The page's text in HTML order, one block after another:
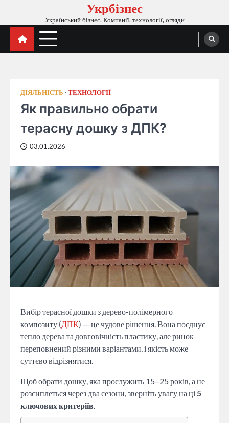
вмісту
Укрбізнес
Український бізнес. Компанії, технології, огляди
ДІЯЛЬНІСТЬ ТЕХНОЛОГІЇ
Як правильно обрати
терасну дошку з ДПК?
03.01.2026
Вибір терасної дошки з дерево-полімерного
композиту (ДПК) — це чудове рішення. Вона поєднує
тепло дерева та довговічність пластику, але ринок
переповнений різними варіантами, і якість може
суттєво відрізнятися.
Щоб обрати дошку, яка прослужить 15–25 років, а не
розсиплеться через два сезони, зверніть увагу на ці 5
ключових критеріїв.